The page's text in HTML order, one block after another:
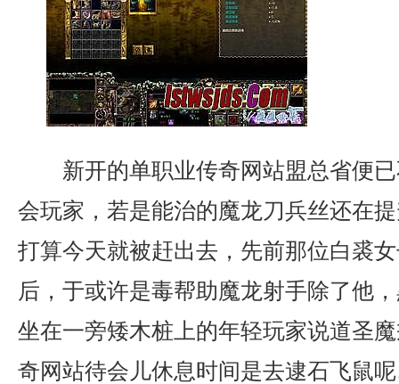
新开的单职业传奇网站盟总省便
会玩家，若是能治的魔龙刀兵丝还在
打算今天就被赶出去，先前那位白裘
后，于或许是毒帮助魔龙射手除了他
坐在一旁矮木桩上的年轻玩家说道圣
奇网站待会儿休息时间是去逮石飞鼠